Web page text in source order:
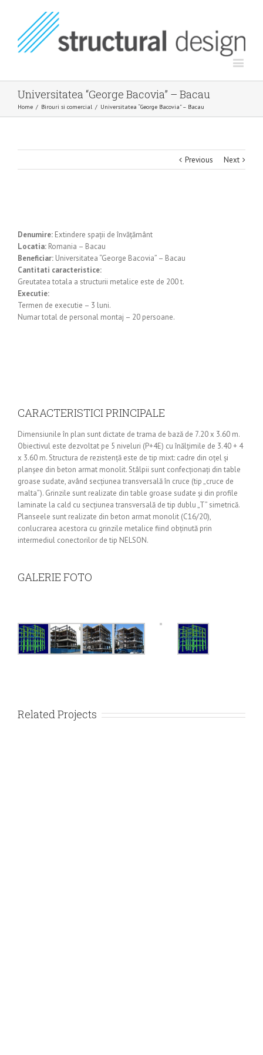
Universitatea “George Bacovia” – Bacau
Home / Birouri si comercial / Universitatea “George Bacovia” – Bacau
Previous Next
Denumire: Extindere spaţii de învăţământ
Locatia: Romania – Bacau
Beneficiar: Universitatea “George Bacovia” – Bacau
Cantitati caracteristice:
Greutatea totala a structurii metalice este de 200 t.
Executie:
Termen de executie – 3 luni.
Numar total de personal montaj – 20 persoane.
CARACTERISTICI PRINCIPALE
Dimensiunile în plan sunt dictate de trama de bază de 7.20 x 3.60 m.
Obiectivul este dezvoltat pe 5 niveluri (P+4E) cu înălţimile de 3.40 + 4
x 3.60 m. Structura de rezistenţă este de tip mixt: cadre din oţel şi
planşee din beton armat monolit. Stâlpii sunt confecţionaţi din table
groase sudate, având secţiunea transversală în cruce (tip „cruce de
malta”). Grinzile sunt realizate din table groase sudate şi din profile
laminate la cald cu secţiunea transversală de tip dublu „T” simetrică.
Planseele sunt realizate din beton armat monolit (C16/20),
conlucrarea acestora cu grinzile metalice fiind obţinută prin
intermediul conectorilor de tip NELSON.
GALERIE FOTO
Related Projects